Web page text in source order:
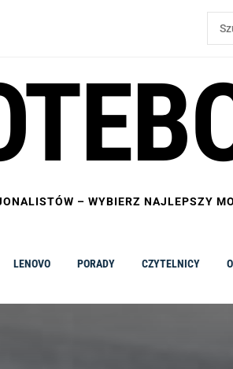
– WYBIERZ NAJLEPSZY
LENOVO PORADY CZYTELNICY